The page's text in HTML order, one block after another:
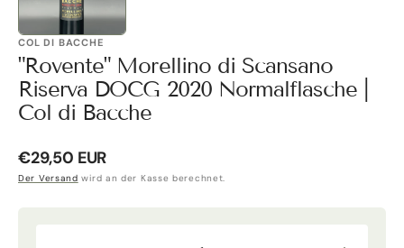
COL DI BACCHE
"Rovente" Morellino di Scansano
Riserva DOCG 2020 Normalflasche |
Col di Bacche
Normaler
Preis
€29,50 EUR
Der Versand wird an der Kasse berechnet.